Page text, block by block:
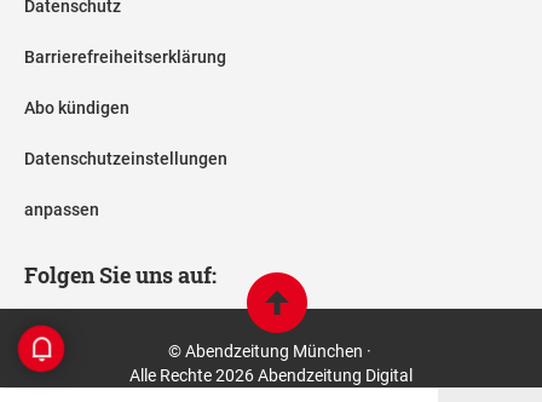
Datenschutz
Barrierefreiheitserklärung
Abo kündigen
Datenschutzeinstellungen
anpassen
Folgen Sie uns auf:
© Abendzeitung München ·
Alle Rechte 2026 Abendzeitung Digital